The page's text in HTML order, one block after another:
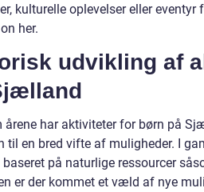
kulturelle oplevelser eller
her.
udvikling af
årene har aktiviteter for børn på
til en bred vifte af muligheder. I
på naturlige ressourcer
er der kommet et væld af nye